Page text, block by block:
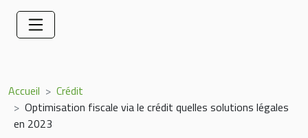
Accueil
Crédit
Optimisation fiscale via le crédit quelles solutions légales
en 2023